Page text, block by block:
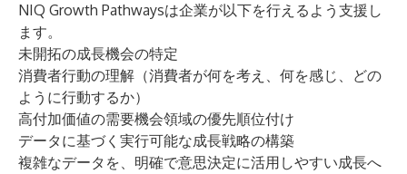
NIQ Growth Pathwaysは企業が以下を行えるよう支援し
ます。
未開拓の成長機会の特定
消費者行動の理解（消費者が何を考え、何を感じ、どの
ように行動するか）
高付加価値の需要機会領域の優先順位付け
データに基づく実行可能な成長戦略の構築
複雑なデータを、明確で意思決定に活用しやすい成長へ